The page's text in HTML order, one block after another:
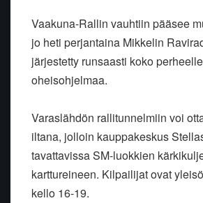
Vaakuna-Rallin vauhtiin pääsee
jo heti perjantaina Mikkelin
järjestetty runsaasti koko
oheisohjelmaa.
Varaslähdön rallitunnelmiin voi
iltana, jolloin kauppakeskus
tavattavissa SM-luokkien
karttureineen. Kilpailijat ovat
kello 16-19.